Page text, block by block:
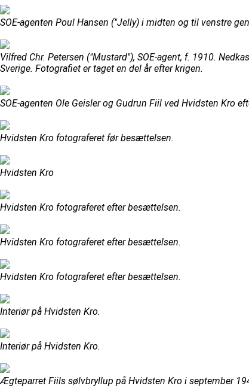
SOE-agenten Poul Hansen ("Jelly) i midten og til venstre
Vilfred Chr. Petersen ("Mustard"), SOE-agent, f. 1910.
Sverige. Fotografiet er taget en del år efter krigen.
SOE-agenten Ole Geisler og Gudrun Fiil ved Hvidsten Kro
Hvidsten Kro fotograferet før besættelsen.
Hvidsten Kro
Hvidsten Kro fotograferet efter besættelsen.
Hvidsten Kro fotograferet efter besættelsen.
Hvidsten Kro fotograferet efter besættelsen.
Interiør på Hvidsten Kro.
Interiør på Hvidsten Kro.
Ægteparret Fiils sølvbryllup på Hvidsten Kro i september